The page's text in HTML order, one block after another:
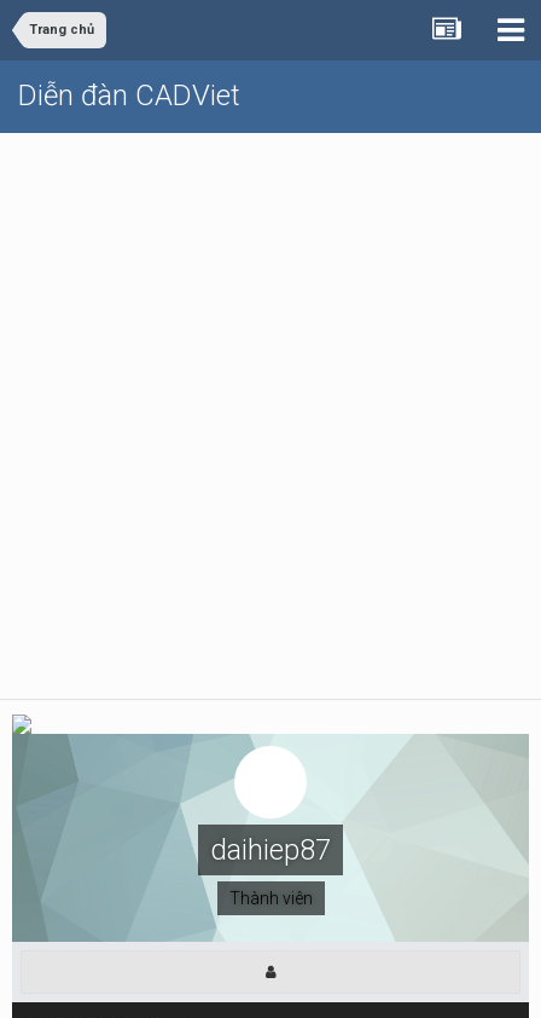
Trang chủ
Diễn đàn CADViet
daihiep87
Thành viên